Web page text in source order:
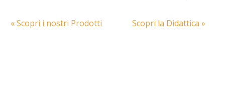
« Scopri i nostri Prodotti Scopri la Didattica »